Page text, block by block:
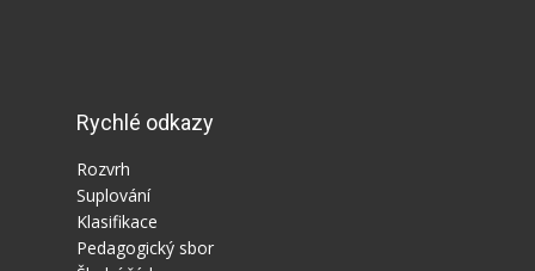
Rychlé odkazy
Rozvrh
Suplování
Klasifikace
Pedagogický sbor